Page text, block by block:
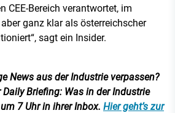
CEE-Bereich verantwortet, im
ganz klar als österreichscher
sagt ein Insider.
News aus der Industrie verpassen?
Briefing: Was in der Industrie
7 Uhr in ihrer Inbox. Hier geht’s zur